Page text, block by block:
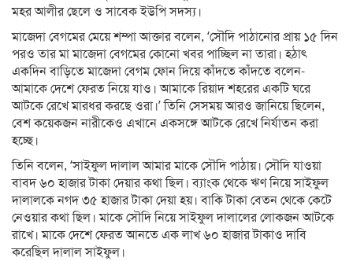
মহর আলীর ছেলে ও সাবেক ইউপি সদস্য।
মাজেদা বেগমের মেয়ে শম্পা আক্তার বলেন, ‘সৌদি পাঠানোর প্রায় ১৫ দিন
পরও তার মা মাজেদা বেগমের কোনো খবর পাচ্ছিল না তারা। হঠাৎ
একদিন বাড়িতে মাজেদা বেগম ফোন দিয়ে কাঁদতে কাঁদতে বলেন-
আমাকে দেশে ফেরত নিয়ে যাও। আমাকে রিয়াদ শহরের একটি ঘরে
আটকে রেখে মারধর করছে ওরা।’ তিনি সেসময় আরও জানিয়ে ছিলেন,
বেশ কয়েকজন নারীকেও এখানে একসঙ্গে আটকে রেখে নির্যাতন করা
হচ্ছে।
তিনি বলেন, ‘সাইফুল দালাল আমার মাকে সৌদি পাঠায়। সৌদি যাওয়া
বাবদ ৬০ হাজার টাকা দেয়ার কথা ছিল। ব্যাংক থেকে ঋণ নিয়ে সাইফুল
দালালকে নগদ ৩৫ হাজার টাকা দেয়া হয়। বাকি টাকা বেতন থেকে কেটে
নেওয়ার কথা ছিল। মাকে সৌদি নিয়ে সাইফুল দালালের লোকজন আটকে
রাখে। মাকে দেশে ফেরত আনতে এক লাখ ৬০ হাজার টাকাও দাবি
করেছিল দালাল সাইফুল।